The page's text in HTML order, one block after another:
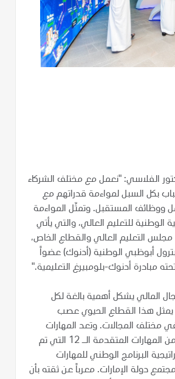
الفلاسي: "نعمل مع مختلف الشركاء
بكل السبل لمواءمة قدراتهم مع
ووظائف المستقبل. وتمثّل المواءمة
الوطنية للتعليم العالي، والتي يأتي
التعليم العالي والقطاع الخاص،
أبوظبي الوطنية (أدنوك) عضواً
مبادرة أدنوك-بلومبيرغ التعليمية."
المالي يشكل أهمية بالغة لكل
يمثل هذا القطاع الحيوي عصب
مختلف المجالات. وتعد المهارات
المالية جزء رئيسي من المهارات المتقدمة الـ 12 التي تم
البرنامج الوطني للمهارات
دولة الإمارات. معرباً عن ثقته بأن